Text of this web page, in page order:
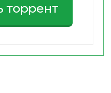
торрент